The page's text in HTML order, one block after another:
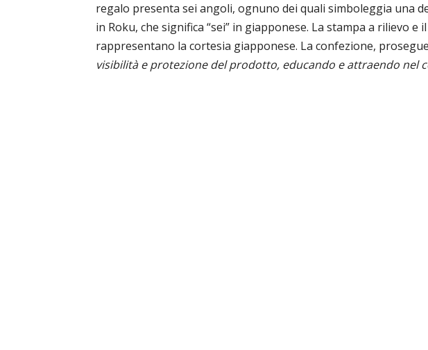
regalo presenta sei angoli, ognuno dei quali simboleggia una
in Roku, che significa “sei” in giapponese. La stampa a rilievo e
rappresentano la cortesia giapponese. La confezione,
visibilità e protezione del prodotto, educando e attraendo nel